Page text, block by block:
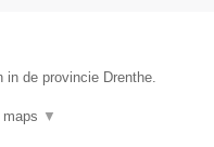
in de provincie Drenthe.
▼